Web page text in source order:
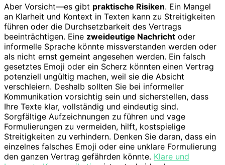
Aber Vorsicht—es gibt praktische Risiken. Ein Mangel
an Klarheit und Kontext in Texten kann zu Streitigkeiten
führen oder die Durchsetzbarkeit des Vertrags
beeinträchtigen. Eine zweideutige Nachricht oder
informelle Sprache könnte missverstanden werden oder
als nicht ernst gemeint angesehen werden. Ein falsch
gesetztes Emoji oder ein Scherz könnten einen Vertrag
potenziell ungültig machen, weil sie die Absicht
verschleiern. Deshalb sollten Sie bei informeller
Kommunikation vorsichtig sein und sicherstellen, dass
Ihre Texte klar, vollständig und eindeutig sind.
Sorgfältige Aufzeichnungen zu führen und vage
Formulierungen zu vermeiden, hilft, kostspielige
Streitigkeiten zu verhindern. Denken Sie daran, dass ein
einzelnes falsches Emoji oder eine unklare Formulierung
den ganzen Vertrag gefährden könnte. Klare und